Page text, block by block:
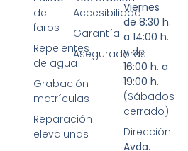
de
faros
Repelentes
de agua
Grabación
matrículas
Reparación
elevalunas
Accesibilidad
Garantía
Aseguradoras
Viernes
de 8:30 h.
a 14:00 h.
y de
16:00 h. a
19:00 h.
(Sábados
cerrado)
Dirección:
Avda.